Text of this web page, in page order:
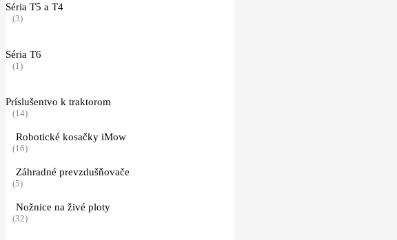
Séria T5 a T4
(3)
Séria T6
(1)
Príslušentvo k traktorom
(14)
Robotické kosačky iMow
(16)
Záhradné prevzdušňovače
(5)
Nožnice na živé ploty
(32)